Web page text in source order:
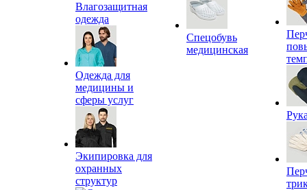
Влагозащитная
одежда
Одежда для
медицины и
сферы услуг
Экипировка для
охранных
структур
Спецобувь
медицинская